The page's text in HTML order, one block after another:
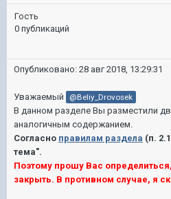
Гость
0 публикаций
Опубликовано: 28 авг 2018, 13:29:31
Уважаемый @Beliy_Drovosek
В данном разделе Вы разместили
аналогичным содержанием.
Согласно правилам раздела (п.
тема".
Поэтому прошу Вас
закрыть. В противном случае, я